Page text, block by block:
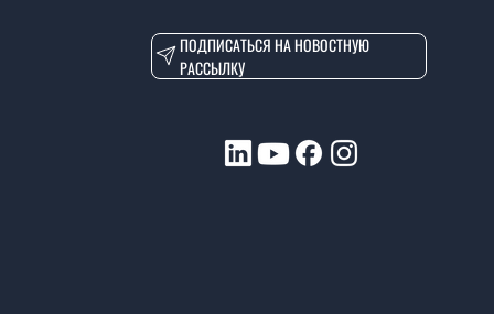
ПОДПИСАТЬСЯ НА НОВОСТНУЮ
РАССЫЛКУ